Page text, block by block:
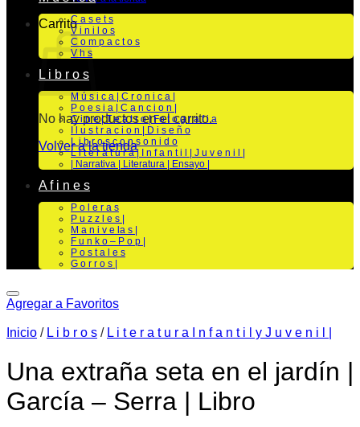
Carrito
No hay productos en el carrito.
Volver a la tienda
C a s e t s
V i n i l o s
C o m p a c t o s
V h s
L i b r o s
M ú s i c a | C r o n i c a |
P o e s i a | C a n c i o n |
C i n e | T e a t r o | Fo t o g r a f i a
I l u s t r a c i o n | D i s e ñ o
L i b r o s c o n s o n i d o
L i t e r a t u r a | I n f a n t i l | J u v e n i l |
| Narrativa | Literatura | Ensayo |
A f i n e s
P o l e r a s
P u z z l e s |
M a n i v e la s |
F u n k o – P o p |
P o s t a l e s
G o r r o s |
Agregar a Favoritos
Inicio / L i b r o s / L i t e r a t u r a I n f a n t i l y J u v e n i l |
Una extraña seta en el jardín |
García – Serra | Libro